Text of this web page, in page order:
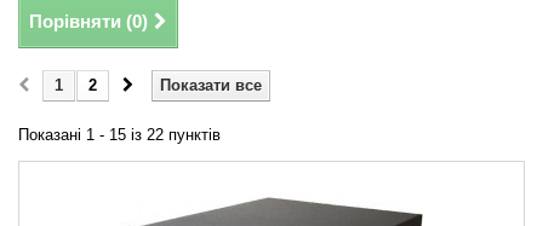
Порівняти (0)
Показати все
1 2
Показані 1 - 15 із 22 пунктів